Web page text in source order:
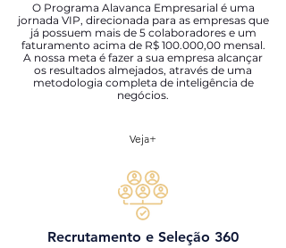
O Programa Alavanca Empresarial é uma
jornada VIP, direcionada para as empresas que
já possuem mais de 5 colaboradores e um
faturamento acima de R$ 100.000,00 mensal.
A nossa meta é fazer a sua empresa alcançar
os resultados almejados, através de uma
metodologia completa de inteligência de
negócios.
Veja+
Recrutamento e Seleção 360